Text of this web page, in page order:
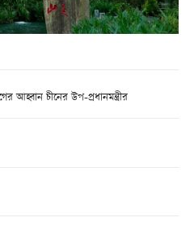
চীনের উপ-প্রধানমন্ত্রীর